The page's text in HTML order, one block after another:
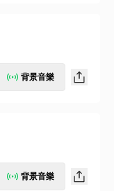
背景音樂
背景音樂